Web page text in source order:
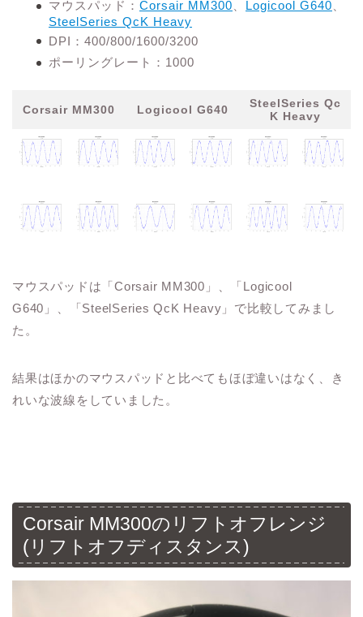
マウスパッド： Corsair MM300 Logicool G640
SteelSeries QcK Heavy
DPI：400/800/1600/3200
ポーリングレート：1000
Corsair MM300 Logicool G640
SteelSeries Qc
K Heavy
マウスパッドは「Corsair MM300」、「Logicool
G640」、「SteelSeries QcK Heavy」で比較してみまし
た。
結果はほかのマウスパッドと比べてもほぼ違いはなく、き
れいな波線をしていました。
Corsair MM300のリフトオフレンジ
(リフトオフディスタンス)